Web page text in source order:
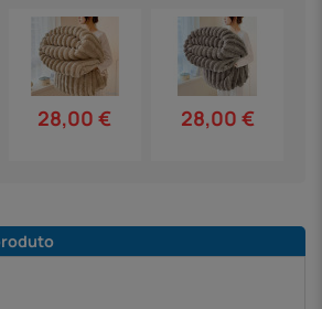
28,00 € 28,00 €